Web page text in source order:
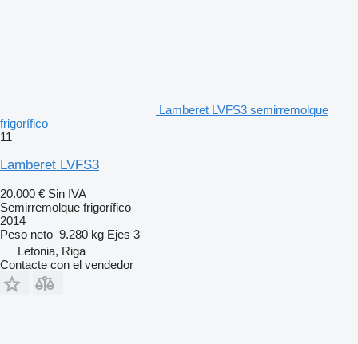
Lamberet LVFS3 semirremolque
frigorífico
11
Lamberet LVFS3
20.000 € Sin IVA
Semirremolque frigorífico
2014
Peso neto 9.280 kg Ejes 3
Letonia, Riga
Contacte con el vendedor